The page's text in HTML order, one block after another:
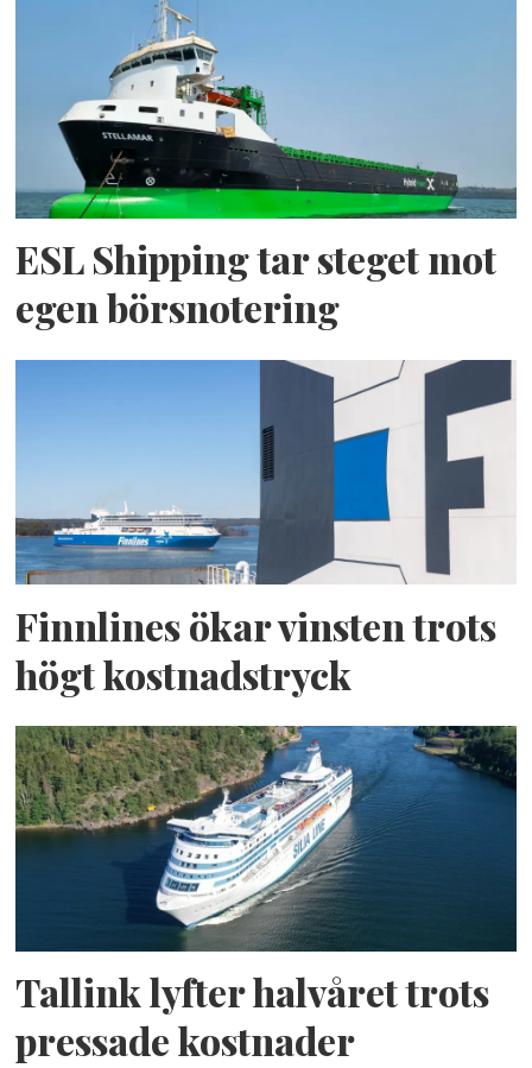
ESL Shipping tar steget mot
egen börsnotering
Finnlines ökar vinsten trots
högt kostnadstryck
Tallink lyfter halvåret trots
pressade kostnader